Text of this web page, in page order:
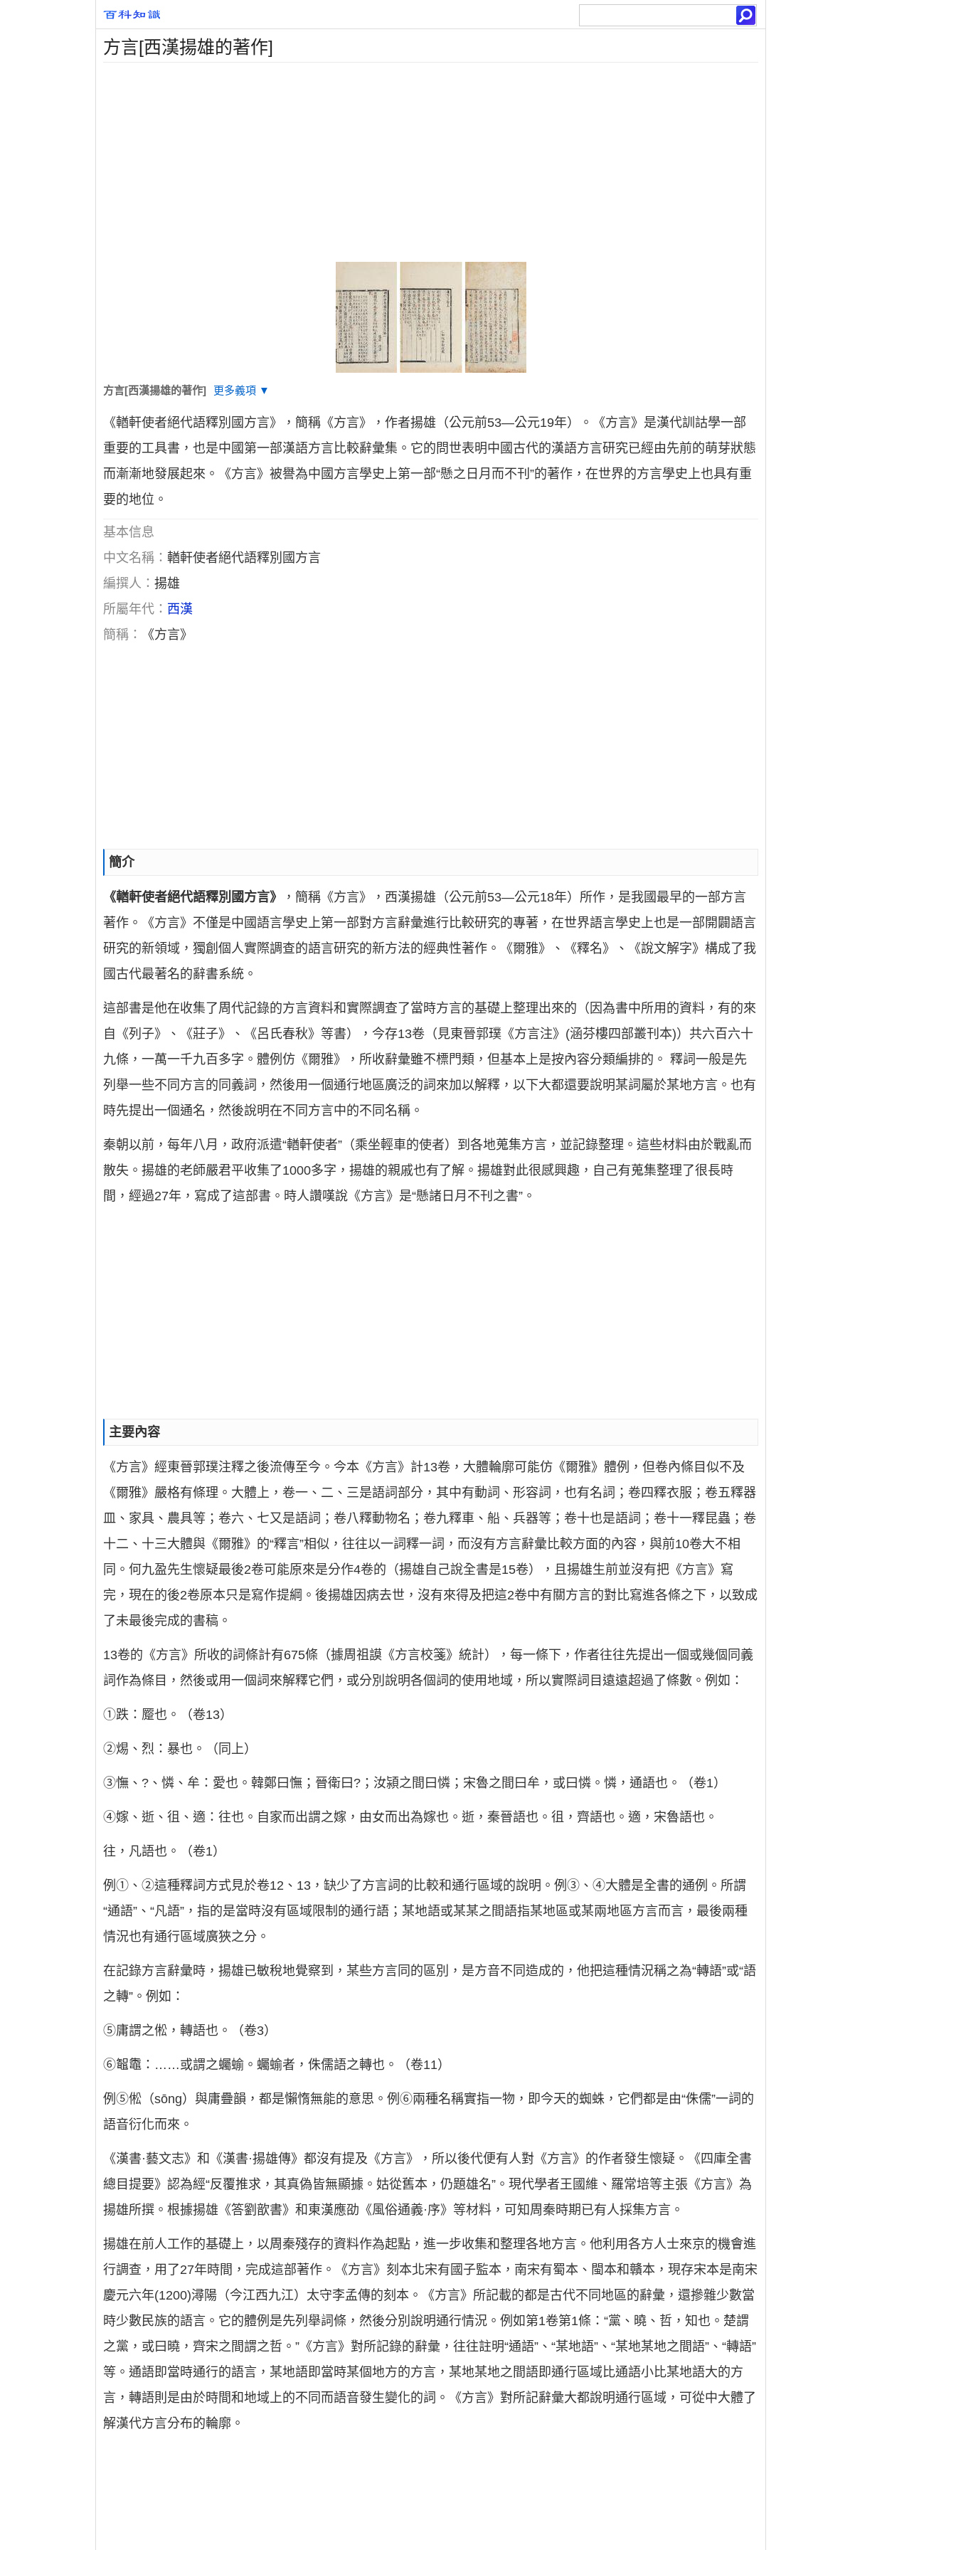
方言[西漢揚雄的著作]
方言[西漢揚雄的著作] 更多義項 ▼
《輶軒使者絕代語釋別國方言》，簡稱《方言》，作者揚雄（公元前53—公元19年）。《方言》是漢代訓詁學一部
重要的工具書，也是中國第一部漢語方言比較辭彙集。它的問世表明中國古代的漢語方言研究已經由先前的萌芽狀態
而漸漸地發展起來。《方言》被譽為中國方言學史上第一部“懸之日月而不刊”的著作，在世界的方言學史上也具有重
要的地位。
基本信息
中文名稱：輶軒使者絕代語釋別國方言
編撰人：揚雄
所屬年代： 西漢
簡稱：
《方言》
簡介
《輶軒使者絕代語釋別國方言》
，簡稱《方言》，西漢揚雄（公元前53—公元18年）所作，是我國最早的一部方言
著作。《方言》不僅是中國語言學史上第一部對方言辭彙進行比較研究的專著，在世界語言學史上也是一部開闢語言
研究的新領域，獨創個人實際調查的語言研究的新方法的經典性著作。《爾雅》、《釋名》、《說文解字》構成了我
國古代最著名的辭書系統。
這部書是他在收集了周代記錄的方言資料和實際調查了當時方言的基礎上整理出來的（因為書中所用的資料，有的來
自《列子》、《莊子》、《呂氏春秋》等書），今存13卷（見東晉郭璞《方言注》(涵芬樓四部叢刊本)）共六百六十
九條，一萬一千九百多字。體例仿《爾雅》，所收辭彙雖不標門類，但基本上是按內容分類編排的。 釋詞一般是先
列舉一些不同方言的同義詞，然後用一個通行地區廣泛的詞來加以解釋，以下大都還要說明某詞屬於某地方言。也有
時先提出一個通名，然後說明在不同方言中的不同名稱。
秦朝以前，每年八月，政府派遣“輶軒使者”（乘坐輕車的使者）到各地蒐集方言，並記錄整理。這些材料由於戰亂而
散失。揚雄的老師嚴君平收集了1000多字，揚雄的親戚也有了解。揚雄對此很感興趣，自己有蒐集整理了很長時
間，經過27年，寫成了這部書。時人讚嘆說《方言》是“懸諸日月不刊之書”。
主要內容
《方言》經東晉郭璞注釋之後流傳至今。今本《方言》計13卷，大體輪廓可能仿《爾雅》體例，但卷內條目似不及
《爾雅》嚴格有條理。大體上，卷一、二、三是語詞部分，其中有動詞、形容詞，也有名詞；卷四釋衣服；卷五釋器
皿、家具、農具等；卷六、七又是語詞；卷八釋動物名；卷九釋車、船、兵器等；卷十也是語詞；卷十一釋昆蟲；卷
十二、十三大體與《爾雅》的“釋言”相似，往往以一詞釋一詞，而沒有方言辭彙比較方面的內容，與前10卷大不相
同。何九盈先生懷疑最後2卷可能原來是分作4卷的（揚雄自己說全書是15卷），且揚雄生前並沒有把《方言》寫
完，現在的後2卷原本只是寫作提綱。後揚雄因病去世，沒有來得及把這2卷中有關方言的對比寫進各條之下，以致成
了未最後完成的書稿。
13卷的《方言》所收的詞條計有675條（據周祖謨《方言校箋》統計），每一條下，作者往往先提出一個或幾個同義
詞作為條目，然後或用一個詞來解釋它們，或分別說明各個詞的使用地域，所以實際詞目遠遠超過了條數。例如：
①跌：蹷也。（卷13）
②焬、烈：暴也。（同上）
③憮、?、憐、牟：愛也。韓鄭曰憮；晉衛曰?；汝潁之間曰憐；宋魯之間曰牟，或曰憐。憐，通語也。（卷1）
④嫁、逝、徂、適：往也。自家而出謂之嫁，由女而出為嫁也。逝，秦晉語也。徂，齊語也。適，宋魯語也。
往，凡語也。（卷1）
例①、②這種釋詞方式見於卷12、13，缺少了方言詞的比較和通行區域的說明。例③、④大體是全書的通例。所謂
“通語”、“凡語”，指的是當時沒有區域限制的通行語；某地語或某某之間語指某地區或某兩地區方言而言，最後兩種
情況也有通行區域廣狹之分。
在記錄方言辭彙時，揚雄已敏稅地覺察到，某些方言同的區別，是方音不同造成的，他把這種情況稱之為“轉語”或“語
之轉”。例如：
⑤庸謂之倯，轉語也。（卷3）
⑥鼅鼄：……或謂之蠾蝓。蠾蝓者，侏儒語之轉也。（卷11）
例⑤倯（sōng）與庸疊韻，都是懶惰無能的意思。例⑥兩種名稱實指一物，即今天的蜘蛛，它們都是由“侏儒”一詞的
語音衍化而來。
《漢書·藝文志》和《漢書·揚雄傳》都沒有提及《方言》，所以後代便有人對《方言》的作者發生懷疑。《四庫全書
總目提要》認為經“反覆推求，其真偽皆無顯據。姑從舊本，仍題雄名”。現代學者王國維、羅常培等主張《方言》為
揚雄所撰。根據揚雄《答劉歆書》和東漢應劭《風俗通義·序》等材料，可知周秦時期已有人採集方言。
揚雄在前人工作的基礎上，以周秦殘存的資料作為起點，進一步收集和整理各地方言。他利用各方人士來京的機會進
行調查，用了27年時間，完成這部著作。《方言》刻本北宋有國子監本，南宋有蜀本、閩本和贛本，現存宋本是南宋
慶元六年(1200)潯陽（今江西九江）太守李孟傳的刻本。《方言》所記載的都是古代不同地區的辭彙，還摻雜少數當
時少數民族的語言。它的體例是先列舉詞條，然後分別說明通行情況。例如第1卷第1條：“黨、曉、哲，知也。楚謂
之黨，或曰曉，齊宋之間謂之哲。”《方言》對所記錄的辭彙，往往註明“通語”、“某地語”、“某地某地之間語”、“轉語”
等。通語即當時通行的語言，某地語即當時某個地方的方言，某地某地之間語即通行區域比通語小比某地語大的方
言，轉語則是由於時間和地域上的不同而語音發生變化的詞。《方言》對所記辭彙大都說明通行區域，可從中大體了
解漢代方言分布的輪廓。